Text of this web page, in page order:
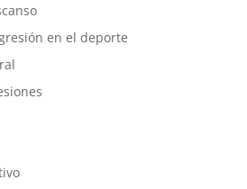
en el deporte